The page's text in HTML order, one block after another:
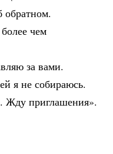
обратном.
чем
за вами.
я не собираюсь.
Жду приглашения».